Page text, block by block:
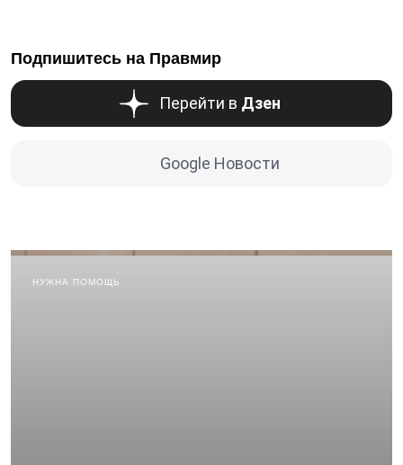
Подпишитесь на Правмир
Перейти в Дзен
Google Новости
НУЖНА ПОМОЩЬ